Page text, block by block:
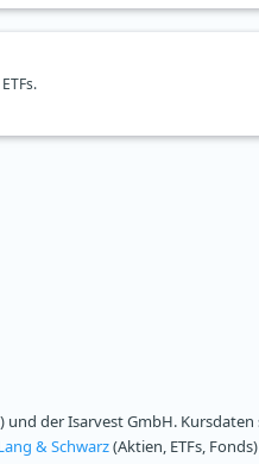
der Isarvest GmbH.
& Schwarz(Aktien, ETFs,